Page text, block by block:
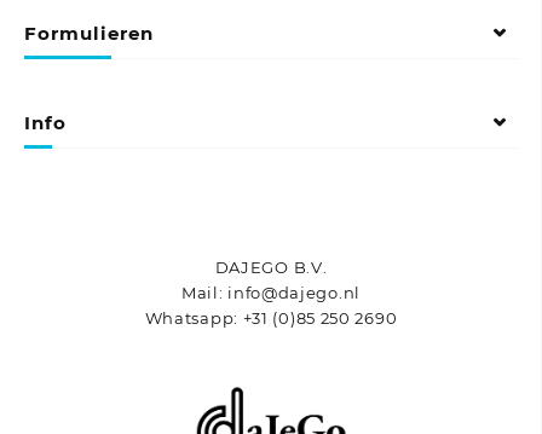
Formulieren
Info
DAJEGO B.V.
Mail: info@dajego.nl
Whatsapp: +31 (0)85 250 2690